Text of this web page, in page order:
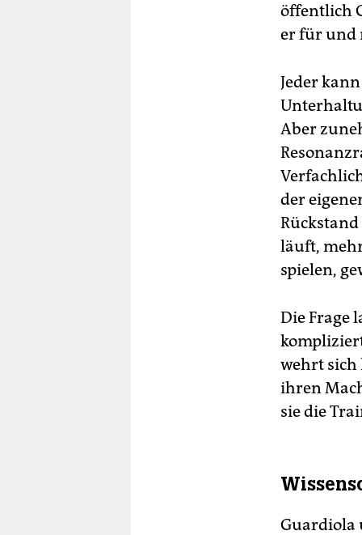
öffentlich
er für und
Jeder
Aber
der
läuft,
spielen,
Die Frage
wehrt sich
ihren
sie die
Guardiola